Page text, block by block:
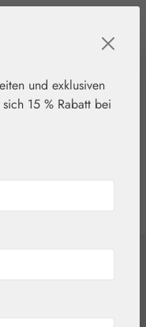
anzeigen
und exklusiven
15 % Rabatt bei